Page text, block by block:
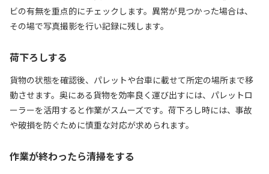
ビの有無を重点的にチェックします。異常が見つかった場合は、
その場で写真撮影を行い記録に残します。
荷下ろしする
貨物の状態を確認後、パレットや台車に載せて所定の場所まで移
動させます。奥にある貨物を効率良く運び出すには、パレットロ
ーラーを活用すると作業がスムーズです。荷下ろし時には、事故
や破損を防ぐために慎重な対応が求められます。
作業が終わったら清掃をする